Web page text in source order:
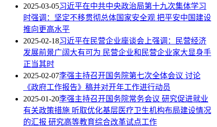
2025-03-05习近平在中共中央政治局第十九次集体学习
时强调：坚定不移贯彻总体国家安全观 把平安中国建设
推向更高水平
2025-02-18习近平在民营企业座谈会上强调：民营经济
发展前景广阔大有可为 民营企业和民营企业家大显身手
正当其时
2025-02-07李强主持召开国务院第七次全体会议 讨论
《政府工作报告》稿并对开年工作进行动员
2025-01-20李强主持召开国务院常务会议 研究促进就业
有关政策措施 听取优化基层医疗卫生机构布局建设情况
的汇报 研究高等教育综合改革试点工作